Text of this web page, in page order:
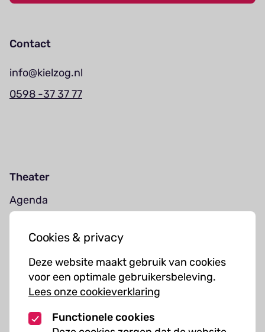
Cookies & privacy
Deze website maakt gebruik van cookies
voor een optimale gebruikersbeleving.
Lees onze cookieverklaring
Functionele cookies
Contact
info@kielzog.nl
0598 -37 37 77
Theater
Agenda
Muziekcursussen
Kunst cursussen
Over ons